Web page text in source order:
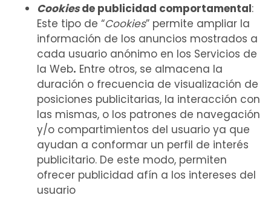
Cookiesde publicidad comportamental:
Este tipo de “Cookies” permite ampliar la
información de los anuncios mostrados a
cada usuario anónimo en los Servicios de
la Web. Entre otros, se almacena la
duración o frecuencia de visualización de
posiciones publicitarias, la interacción con
las mismas, o los patrones de navegación
y/o compartimientos del usuario ya que
ayudan a conformar un perfil de interés
publicitario. De este modo, permiten
ofrecer publicidad afín a los intereses del
usuario